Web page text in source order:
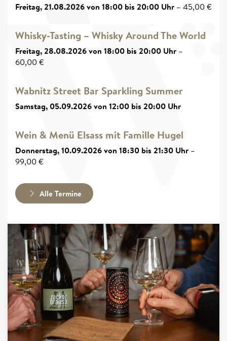
Freitag, 21.08.2026 von 18:00 bis 20:00 Uhr – 45,00€
Whisky-Tasting – Whisky Around The World
Freitag, 28.08.2026 von 18:00 bis 20:00 Uhr –
60,00€
Wabnitz Street Bar Sparkling Summer
Samstag, 05.09.2026 von 12:00 bis 20:00 Uhr
Wein & Menü Elsass mit Famille Hugel
Donnerstag, 10.09.2026 von 18:30 bis 21:30 Uhr –
99,00€
Alle Termine